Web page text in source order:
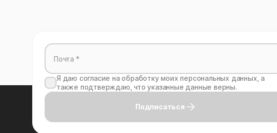
Я даю согласие на обработку моих персональных данных, а
также подтверждаю, что указанные данные верны.
Подписаться